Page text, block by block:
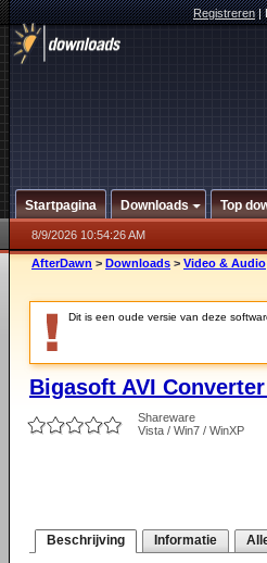
Registreren|
Startpagina Downloads Top
8/9/2026 10:54:26 AM
AfterDawn > Downloads > Video & Audio
Dit is een oude versie van deze
Bigasoft AVI
Shareware
Vista / Win7 / WinXP
Beschrijving Informatie